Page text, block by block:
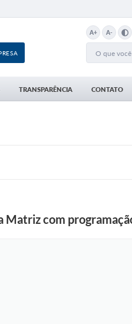
A+ A-
TRANSPARÊNCIA CONTATO
Matriz com